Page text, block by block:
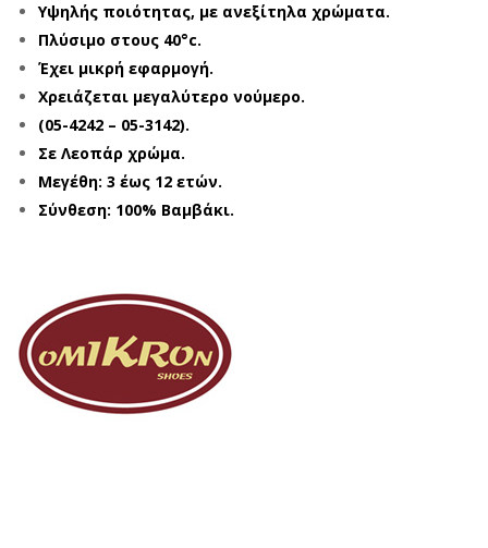
Υψηλής ποιότητας, με ανεξίτηλα χρώματα.
Πλύσιμο στους 40°c.
Έχει μικρή εφαρμογή.
Χρειάζεται μεγαλύτερο νούμερο.
(05-4242 – 05-3142).
Σε Λεοπάρ χρώμα.
Μεγέθη: 3 έως 12 ετών.
Σύνθεση: 100% Βαμβάκι.